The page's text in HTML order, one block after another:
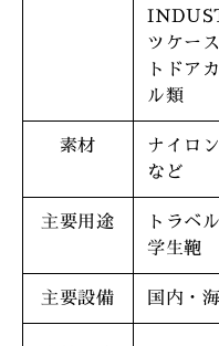
ツケー
トドア
ル類
素材
ナイロ
など
主要用途
トラベ
学生鞄
主要設備 国内・